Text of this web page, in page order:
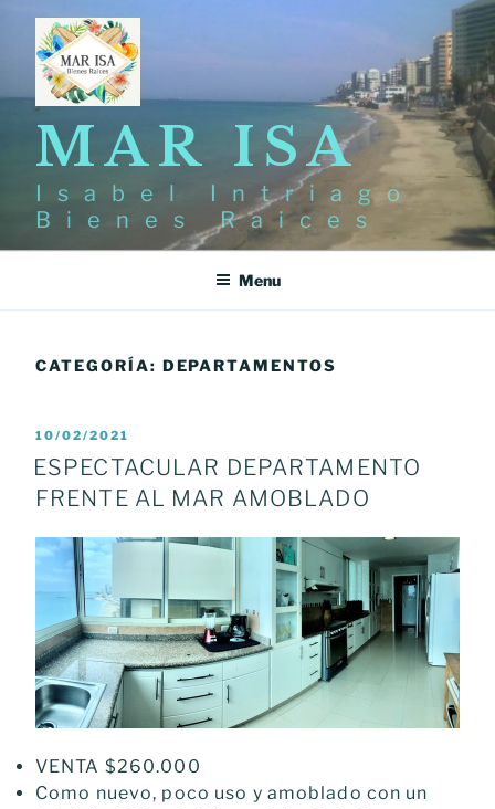
content
MAR ISA
Isabel Intriago
Bienes Raices
Menu
CATEGORÍA: DEPARTAMENTOS
POSTED
ON
10/02/2021
ESPECTACULAR DEPARTAMENTO
FRENTE AL MAR AMOBLADO
VENTA $260.000
Como nuevo, poco uso y amoblado con un